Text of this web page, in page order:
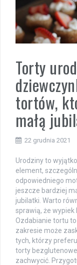
Torty
tortów,
małą
22 grudnia 2021
Urodziny to
element,
odpowiedniego
jeszcze bardziej
jubilatki. Warto
sprawią, że wypiek
Ozdabianie tortu
zakresie może
tych, którzy
torty
zachwycić.